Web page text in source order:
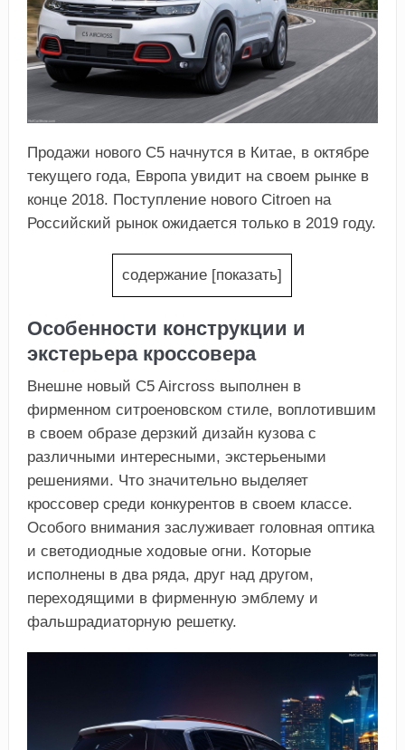
Продажи нового C5 начнутся в Китае, в октябре
текущего года, Европа увидит на своем рынке в
конце 2018. Поступление нового Citroen на
Российский рынок ожидается только в 2019 году.
содержание [показать]
Особенности конструкции и
экстерьера кроссовера
Внешне новый C5 Aircross выполнен в
фирменном ситроеновском стиле, воплотившим
в своем образе дерзкий дизайн кузова с
различными интересными, экстерьеными
решениями. Что значительно выделяет
кроссовер среди конкурентов в своем классе.
Особого внимания заслуживает головная оптика
и светодиодные ходовые огни. Которые
исполнены в два ряда, друг над другом,
переходящими в фирменную эмблему и
фальшрадиаторную решетку.